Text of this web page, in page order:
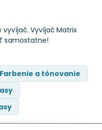
vyvíjač. Vyvíjač Matrix
samostatne!
Farbenie a tónovanie